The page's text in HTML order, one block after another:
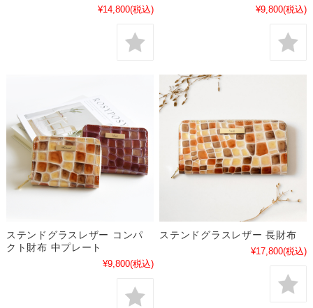
¥14,800(税込) ¥9,800(税込)
ステンドグラスレザー コンパ
クト財布 中プレート
¥9,800(税込)
ステンドグラスレザー 長財布
¥17,800(税込)